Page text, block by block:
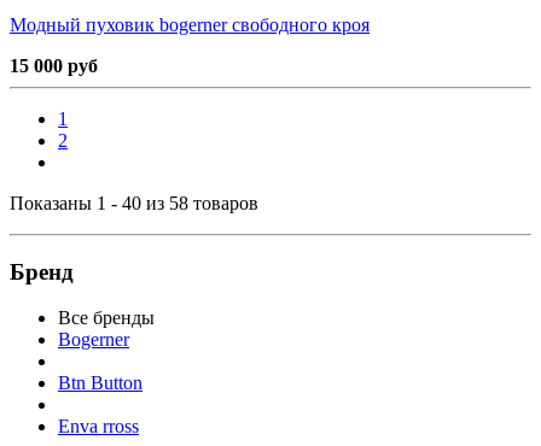
Модный пуховик bogerner свободного кроя
15 000 руб
1
2
Показаны 1 - 40 из 58 товаров
Бренд
Все бренды
Bogerner
Btn Button
Enva rross